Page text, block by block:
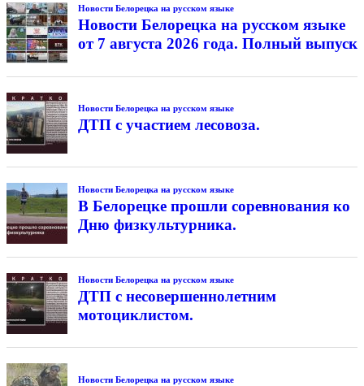
Новости Белорецка на русском языке
Новости Белорецка на русском языке
от 7 августа 2026 года. Полный выпуск
Новости Белорецка на русском языке
ДТП с участием лесовоза.
Новости Белорецка на русском языке
В Белорецке прошли соревнования ко
Дню физкультурника.
Новости Белорецка на русском языке
ДТП с несовершеннолетним
мотоциклистом.
Новости Белорецка на русском языке